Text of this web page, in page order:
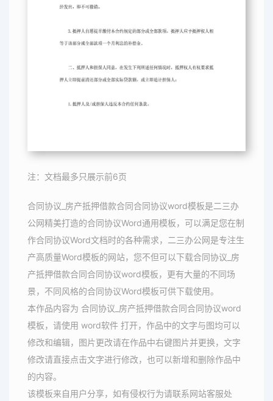
注：文档最多只展示前6页
合同协议_房产抵押借款合同合同协议word模板是二三办
公网精美打造的合同协议Word通用模板，可以满足您在制
作合同协议Word文档时的各种需求，二三办公网是专注生
产高质量Word模板的网站，您不但可以下载合同协议_房
产抵押借款合同合同协议word模板，更有大量的不同场
景，不同风格的合同协议Word模板可供下载使用。
本作品内容为 合同协议_房产抵押借款合同合同协议word
模板，请使用 word软件 打开，作品中的文字与图均可以
修改和编辑，图片更改请在作品中右键图片并更换，文字
修改请直接点击文字进行修改，也可以新增和删除作品中
的内容。
该模板来自用户分享，如有侵权行为请联系网站客服处